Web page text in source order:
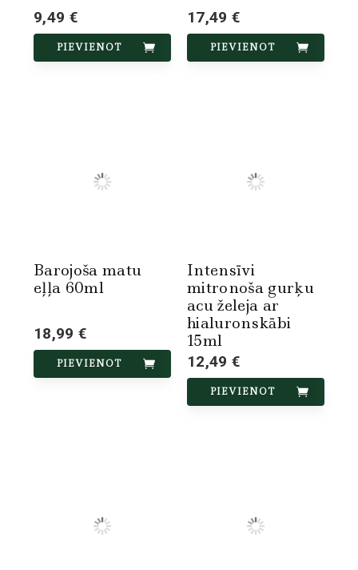
9,49 €
PIEVIENOT
17,49 €
PIEVIENOT
Barojoša matu
eļļa 60ml
18,99 €
PIEVIENOT
Intensīvi
mitronoša gurķu
acu želeja ar
hialuronskābi
15ml
12,49 €
PIEVIENOT